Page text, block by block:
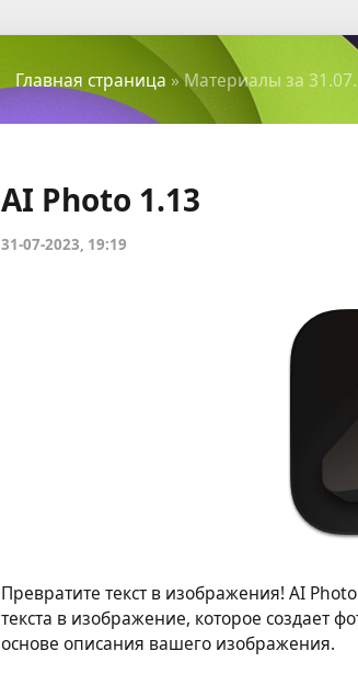
Главная страница » Материалы за
AI Photo 1.13
31-07-2023, 19:19
Превратите текст в изображения! AI
текста в изображение, которое создает
основе описания вашего изображения.